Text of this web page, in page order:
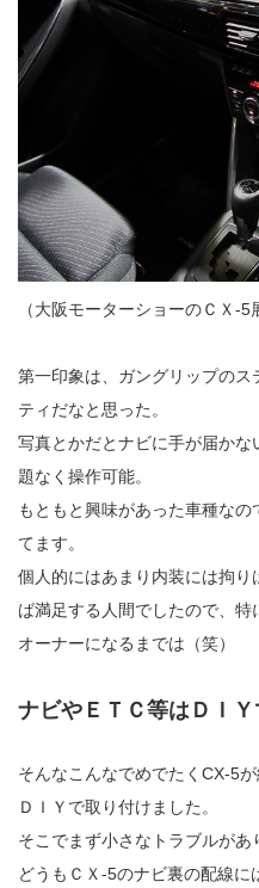
（大阪モーターショーのＣＸ-5
第一印象は、ガングリップの
ティだなと思った。
写真とかだとナビに手が届か
題なく操作可能。
もともと興味があった車種な
てます。
個人的にはあまり内装には拘
ば満足する人間でしたので、特
オーナーになるまでは（笑）
ナビやＥＴＣ等はＤＩ
そんなこんなでめでたくCX-5
ＤＩＹで取り付けました。
そこでまず小さなトラブルがあ
どうもＣＸ-5のナビ裏の配線